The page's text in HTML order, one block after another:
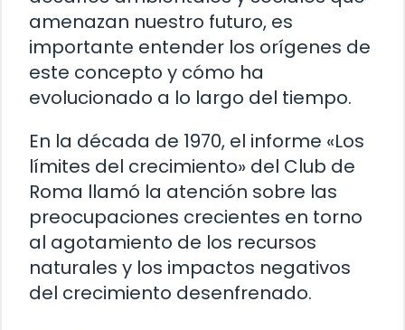
amenazan nuestro futuro, es
importante entender los orígenes de
este concepto y cómo ha
evolucionado a lo largo del tiempo.
En la década de 1970, el informe «Los
límites del crecimiento» del Club de
Roma llamó la atención sobre las
preocupaciones crecientes en torno
al agotamiento de los recursos
naturales y los impactos negativos
del crecimiento desenfrenado.